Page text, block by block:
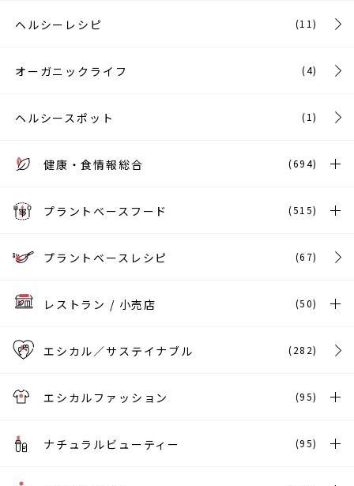
ヘルシーレシピ (11)
オーガニックライフ (4)
ヘルシースポット (1)
健康・食情報総合 (694)
プラントベースフード (515)
プラントベースレシピ (67)
レストラン / 小売店 (50)
エシカル／サステイナブル (282)
エシカルファッション (95)
ナチュラルビューティー (95)